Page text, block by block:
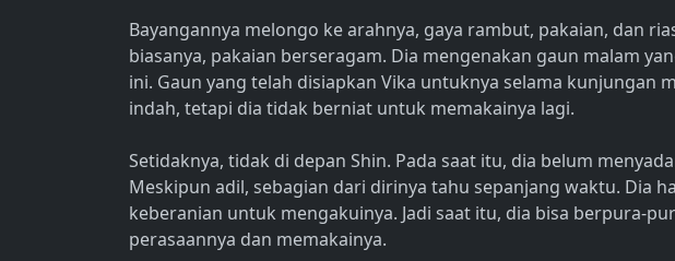
Bayangannya melongo ke arahnya, gaya rambut, pakaian, dan
biasanya, pakaian berseragam. Dia mengenakan gaun malam
ini. Gaun yang telah disiapkan Vika untuknya selama kunjungan
indah, tetapi dia tidak berniat untuk memakainya lagi.
Setidaknya, tidak di depan Shin. Pada saat itu, dia belum
Meskipun adil, sebagian dari dirinya tahu sepanjang waktu. Dia
keberanian untuk mengakuinya. Jadi saat itu, dia bisa berpura-
perasaannya dan memakainya.